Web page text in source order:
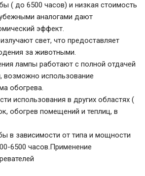
( до 6500 часов) и низкая стоимость
аналогами дают
эффект.
свет, что предоставляет
за животными.
лампы работают с полной отдачей
возможно использование
обогрева.
использования в других областях (
обогрев помещений и теплиц, в
в зависимости от типа и мощности
6500 часов.Применение